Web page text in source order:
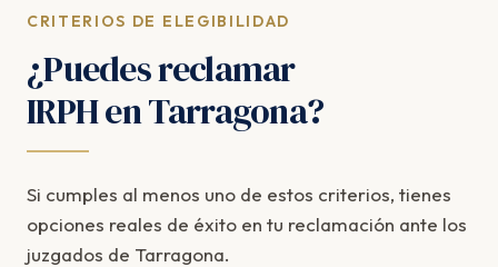
CRITERIOS DE ELEGIBILIDAD
¿Puedes reclamar
IRPH en Tarragona?
Si cumples al menos uno de estos criterios, tienes
opciones reales de éxito en tu reclamación ante los
juzgados de Tarragona.